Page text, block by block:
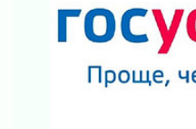
Ленобласть
десантных войск
«Активное лето»